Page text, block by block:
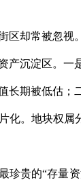
区却常被忽
产沉淀区。一
长期被低估；
化。地块权属
珍贵的“存量